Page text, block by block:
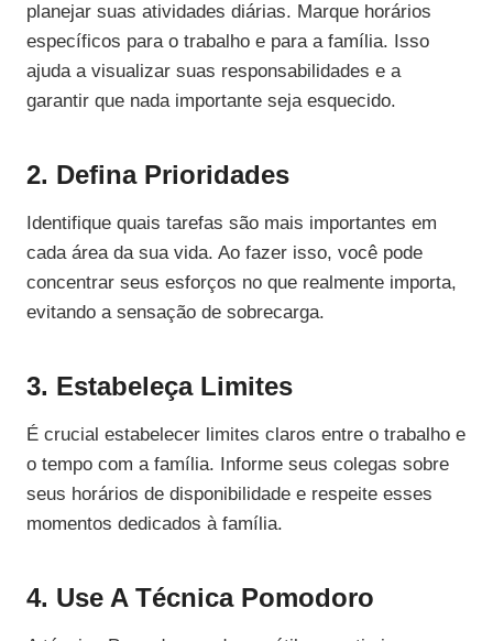
planejar suas atividades diárias. Marque horários
específicos para o trabalho e para a família. Isso
ajuda a visualizar suas responsabilidades e a
garantir que nada importante seja esquecido.
2. Defina Prioridades
Identifique quais tarefas são mais importantes em
cada área da sua vida. Ao fazer isso, você pode
concentrar seus esforços no que realmente importa,
evitando a sensação de sobrecarga.
3. Estabeleça Limites
É crucial estabelecer limites claros entre o trabalho e
o tempo com a família. Informe seus colegas sobre
seus horários de disponibilidade e respeite esses
momentos dedicados à família.
4. Use A Técnica Pomodoro